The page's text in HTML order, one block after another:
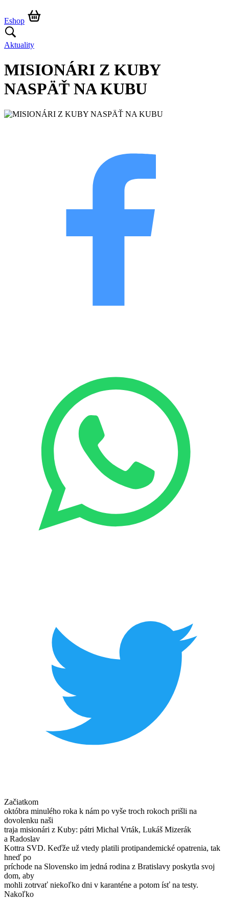
Eshop
Aktuality
MISIONÁRI Z KUBY
NASPÄŤ NA KUBU
Začiatkom
októbra minulého roka k nám po vyše troch rokoch prišli na
dovolenku naši
traja misionári z Kuby: pátri Michal Vrták, Lukáš Mizerák
a Radoslav
Kottra SVD. Keďže už vtedy platili protipandemické opatrenia, tak
hneď po
príchode na Slovensko im jedná rodina z Bratislavy poskytla svoj
dom, aby
mohli zotrvať niekoľko dni v karanténe a potom ísť na testy.
Nakoľko